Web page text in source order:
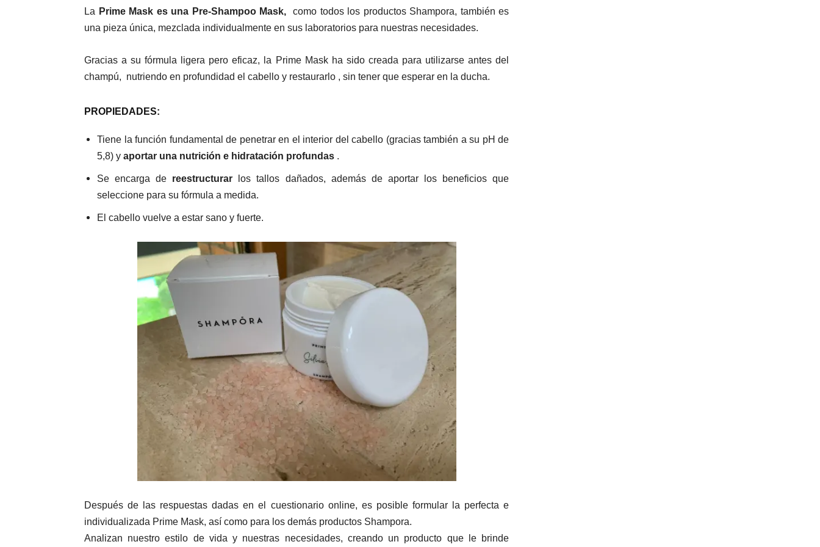
La Prime Mask es una Pre-Shampoo Mask,
como todos los productos Shampora, también es
una pieza única, mezclada individualmente en sus laboratorios para nuestras necesidades.
Gracias a su fórmula ligera pero eficaz, la Prime Mask ha sido creada para utilizarse antes del
champú, nutriendo en profundidad el cabello y restaurarlo , sin tener que esperar en la ducha.
PROPIEDADES:
Tiene la función fundamental de penetrar en el interior del cabello (gracias también a su pH de
5,8) y aportar una nutrición e hidratación profundas .
Se encarga de reestructurar los tallos dañados, además de aportar los beneficios que
seleccione para su fórmula a medida.
El cabello vuelve a estar sano y fuerte.
Después de las respuestas dadas en el cuestionario online, es posible formular la perfecta e
individualizada Prime Mask, así como para los demás productos Shampora.
Analizan nuestro estilo de vida y nuestras necesidades, creando un producto que le brinde